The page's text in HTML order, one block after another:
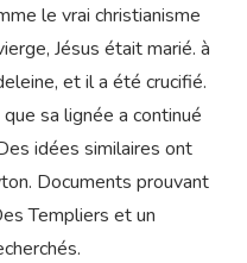
le vrai christianisme
Jésus était marié. à
et il a été crucifié.
sa lignée a continué
idées similaires ont
Documents prouvant
Templiers et un